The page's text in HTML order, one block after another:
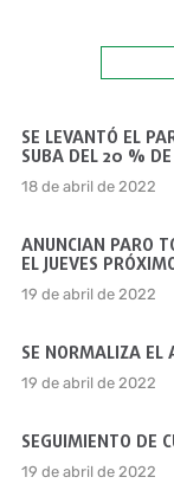
SE LEVANTÓ EL
SUBA DEL 20 %
18 de abril de 2022
ANUNCIAN PARO
EL JUEVES
19 de abril de 2022
SE NORMALIZA EL
19 de abril de 2022
SEGUIMIENTO DE
19 de abril de 2022